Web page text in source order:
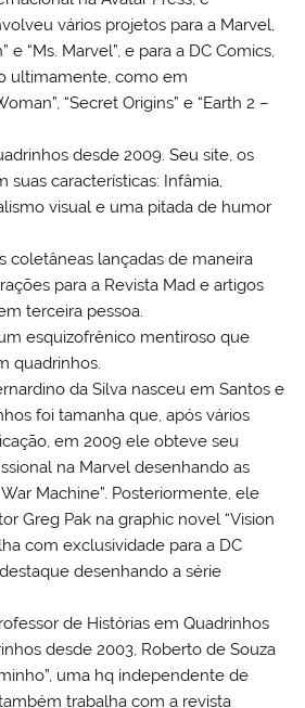
vários projetos para a Marvel,
e “Ms. Marvel”, e para a DC Comics,
ultimamente, como em
“Secret Origins” e “Earth 2 –
desde 2009. Seu site, os
suas características: Infâmia,
visual e uma pitada de humor
coletâneas lançadas de maneira
para a Revista Mad e artigos
terceira pessoa.
esquizofrênico mentiroso que
quadrinhos.
da Silva nasceu em Santos e
foi tamanha que, após vários
em 2009 ele obteve seu
na Marvel desenhando as
Machine”. Posteriormente, ele
Greg Pak na graphic novel “Vision
com exclusividade para a DC
desenhando a série
de Histórias em Quadrinhos
desde 2003, Roberto de Souza
uma hq independente de
trabalha com a revista